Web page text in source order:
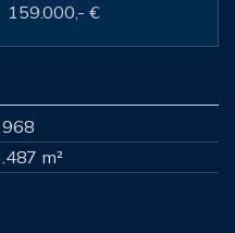
159.000,- €
m²